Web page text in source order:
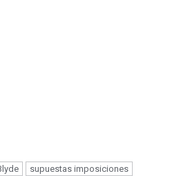
supuestas imposiciones